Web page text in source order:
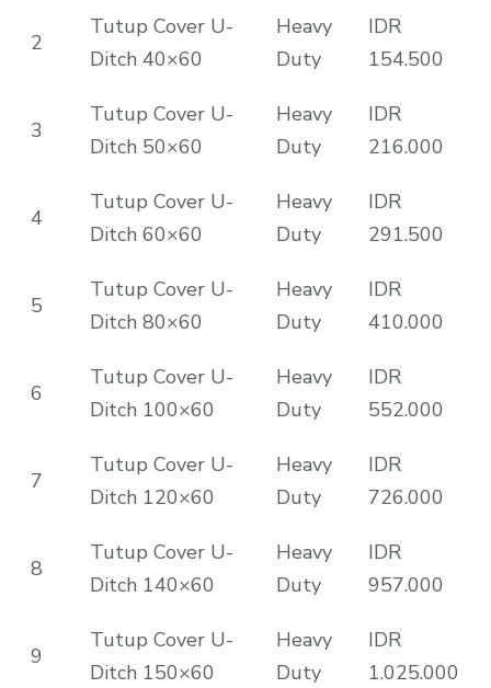
2
Tutup Cover U-
Ditch 40×60
Heavy
Duty
IDR
154.500
3
Tutup Cover U-
Ditch 50×60
Heavy
Duty
IDR
216.000
4
Tutup Cover U-
Ditch 60×60
Heavy
Duty
IDR
291.500
5
Tutup Cover U-
Ditch 80×60
Heavy
Duty
IDR
410.000
6
Tutup Cover U-
Ditch 100×60
Heavy
Duty
IDR
552.000
7
Tutup Cover U-
Ditch 120×60
Heavy
Duty
IDR
726.000
8
Tutup Cover U-
Ditch 140×60
Heavy
Duty
IDR
957.000
9
Tutup Cover U-
Ditch 150×60
Heavy
Duty
IDR
1.025.000